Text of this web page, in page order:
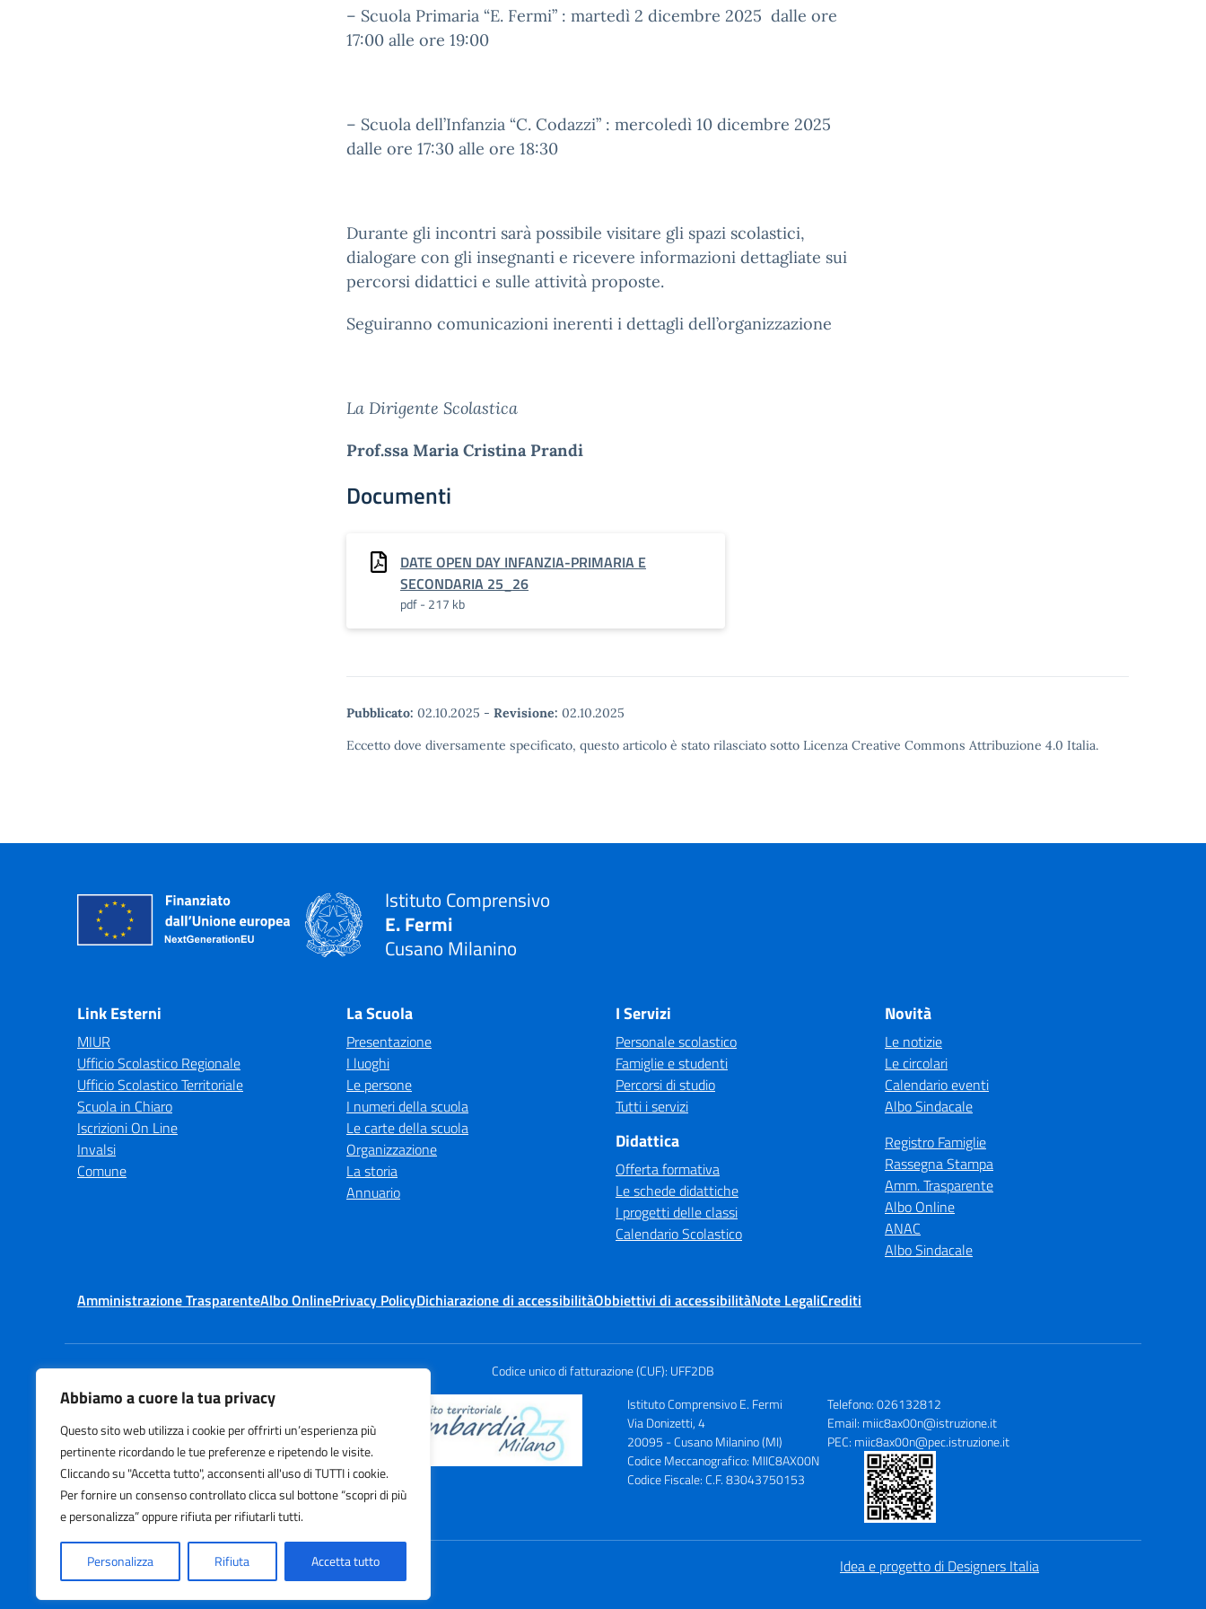
Abbiamo a cuore la tua privacy
Questo sito web utilizza i cookie per offrirti un’esperienza più
pertinente ricordando le tue preferenze e ripetendo le visite.
Cliccando su "Accetta tutto", acconsenti all'uso di TUTTI i cookie.
Per fornire un consenso controllato clicca sul bottone “scopri di più
e personalizza” oppure rifiuta per rifiutarli tutti.
Personalizza Rifiuta Accetta tutto
– Scuola Primaria “E. Fermi” : martedì 2 dicembre 2025 dalle ore
17:00 alle ore 19:00
– Scuola dell’Infanzia “C. Codazzi” : mercoledì 10 dicembre 2025
dalle ore 17:30 alle ore 18:30
Durante gli incontri sarà possibile visitare gli spazi scolastici,
dialogare con gli insegnanti e ricevere informazioni dettagliate sui
percorsi didattici e sulle attività proposte.
Seguiranno comunicazioni inerenti i dettagli dell’organizzazione
La Dirigente Scolastica
Prof.ssa Maria Cristina Prandi
Documenti
DATE OPEN DAY INFANZIA-PRIMARIA E
SECONDARIA 25_26
pdf - 217 kb
Pubblicato: 02.10.2025 - Revisione: 02.10.2025
Eccetto dove diversamente specificato, questo articolo è stato rilasciato sotto Licenza Creative Commons Attribuzione 4.0 Italia.
Istituto Comprensivo
E. Fermi
Cusano Milanino
Link Esterni
MIUR
Ufficio Scolastico Regionale
Ufficio Scolastico Territoriale
Scuola in Chiaro
Iscrizioni On Line
Invalsi
Comune
La Scuola
Presentazione
I luoghi
Le persone
I numeri della scuola
Le carte della scuola
Organizzazione
La storia
Annuario
I Servizi
Personale scolastico
Famiglie e studenti
Percorsi di studio
Tutti i servizi
Didattica
Offerta formativa
Le schede didattiche
I progetti delle classi
Calendario Scolastico
Novità
Le notizie
Le circolari
Calendario eventi
Albo Sindacale
Registro Famiglie
Rassegna Stampa
Amm. Trasparente
Albo Online
ANAC
Albo Sindacale
Amministrazione TrasparenteAlbo OnlinePrivacy PolicyDichiarazione di accessibilitàObbiettivi di accessibilitàNote LegaliCrediti
Codice unico di fatturazione (CUF): UFF2DB
Istituto Comprensivo E. Fermi
Via Donizetti, 4
20095 - Cusano Milanino (MI)
Telefono: 026132812
Email: miic8ax00n@istruzione.it
PEC: miic8ax00n@pec.istruzione.it
Codice Meccanografico: MIIC8AX00N
Codice Fiscale: C.F. 83043750153
Idea e progetto di Designers Italia